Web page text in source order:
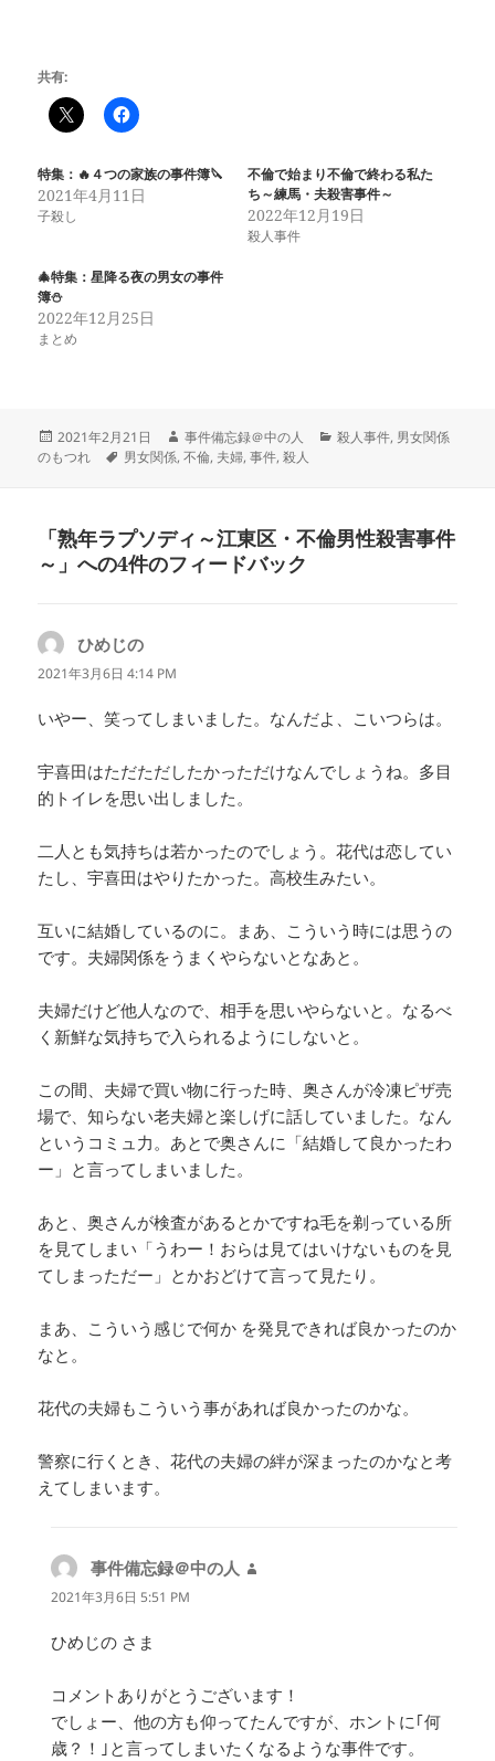
共有:
特集：🔥４つの家族の事件簿🔪
2021年4月11日
子殺し
不倫で始まり不倫で終わる私た
ち～練馬・夫殺害事件～
2022年12月19日
殺人事件
🎄特集：星降る夜の男女の事件
簿⛄
2022年12月25日
まとめ
投
稿
2021年2月21日
作
成
事件備忘録＠中の人
カ
殺人事件, 男女関係
のもつれ
タ
男女関係,不倫, 夫婦,事件,殺人
「熟年ラプソディ～江東区・不倫男性殺害事件
～」への4件のフィードバック
ひめじの
り:
2021年3月6日 4:14 PM
いやー、笑ってしまいました。なんだよ、こいつらは。
宇喜田はただただしたかっただけなんでしょうね。多目
的トイレを思い出しました。
二人とも気持ちは若かったのでしょう。花代は恋してい
たし、宇喜田はやりたかった。高校生みたい。
互いに結婚しているのに。まあ、こういう時には思うの
です。夫婦関係をうまくやらないとなあと。
夫婦だけど他人なので、相手を思いやらないと。なるべ
く新鮮な気持ちで入られるようにしないと。
この間、夫婦で買い物に行った時、奥さんが冷凍ピザ売
場で、知らない老夫婦と楽しげに話していました。なん
というコミュ力。あとで奥さんに「結婚して良かったわ
ー」と言ってしまいました。
あと、奥さんが検査があるとかですね毛を剃っている所
を見てしまい「うわー！おらは見てはいけないものを見
てしまっただー」とかおどけて言って見たり。
まあ、こういう感じで何か を発見できれば良かったのか
なと。
花代の夫婦もこういう事があれば良かったのかな。
警察に行くとき、花代の夫婦の絆が深まったのかなと考
えてしまいます。
事件備忘録＠中の人
2021年3月6日 5:51 PM
ひめじの さま
コメントありがとうございます！
でしょー、他の方も仰ってたんですが、ホントに｢何
歳？！｣と言ってしまいたくなるような事件です。